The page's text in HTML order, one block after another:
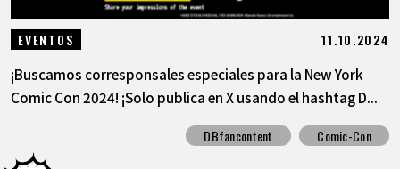
EVENTOS 11.10.2024
¡Buscamos corresponsales especiales para la New York
Comic Con 2024! ¡Solo publica en X usando el hashtag D...
DBfancontent Comic-Con